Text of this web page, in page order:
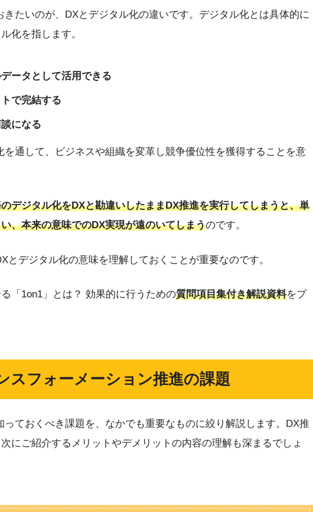
たいのが、DXとデジタル化の違いです。デジタル化とは具体的に
化を指します。
ータとして活用できる
で完結する
になる
通して、ビジネスや組織を変革し競争優位性を獲得することを意
デジタル化をDXと勘違いしたままDX推進を実行してしまうと、単
、本来の意味でのDX実現が遠のいてしまうのです。
とデジタル化の意味を理解しておくことが重要なのです。
「1on1」とは？ 効果的に行うための質問項目集付き解説資料をプ
スフォーメーション推進の課題
っておくべき課題を、なかでも重要なものに絞り解説します。DX推
にご紹介するメリットやデメリットの内容の理解も深まるでしょ